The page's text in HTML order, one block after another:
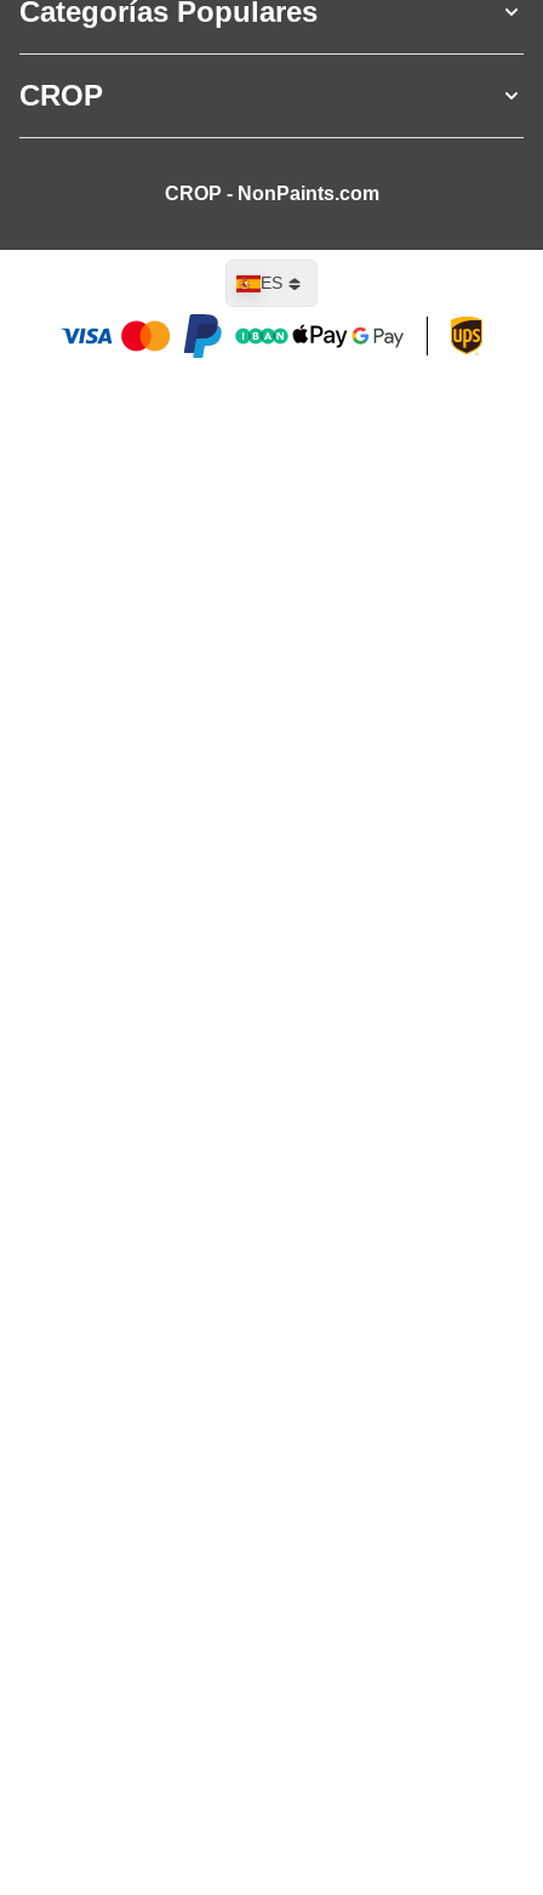
Categorías Populares
CROP
CROP - NonPaints.com
Lenguaje
ES